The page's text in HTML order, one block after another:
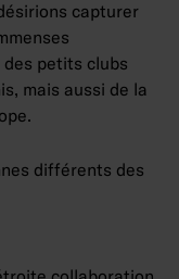
capturer
petits clubs
mais aussi de la
différents des